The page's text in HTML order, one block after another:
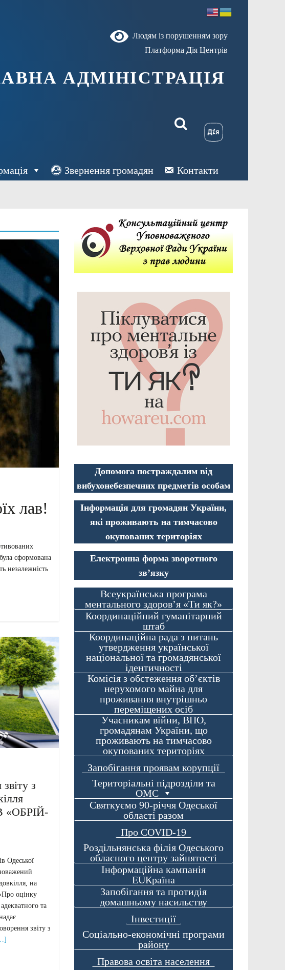
Людям із порушенням зору
Платформа Дія Центрів
АДМІНІСТРАЦІЯ
Звернення громадян Контакти
лав!
сформована
незалежність
з
«ОБРІЙ-
Одеської
на
оцінку
та
звіту з
Допомога постраждалим від
вибухонебезпечних предметів особам
Інформація для громадян України,
які проживають на тимчасово
окупованих територіях
Електронна форма зворотного
зв’язку
Всеукраїнська програма
ментального здоров’я «Ти як?»
Координаційний гуманітарний
штаб
Координаційна рада з питань
утвердження української
національної та громадянської
ідентичності
Комісія з обстеження об’єктів
нерухомого майна для
проживання внутрішньо
переміщених осіб
Учасникам війни, ВПО,
громадянам України, що
проживають на тимчасово
окупованих територіях
Запобігання проявам корупції
Територіальні підрозділи та
ОМС
Святкуємо 90-річчя Одеської
області разом
Про COVID-19
Роздільнянська філія Одеського
обласного центру зайнятості
Інформаційна кампанія
EUКраїна
Запобігання та протидія
домашньому насильству
Інвестиції
Соціально-економічні програми
району
Правова освіта населення